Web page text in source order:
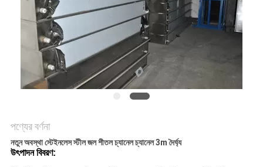
PRIVACY
POLICY
পণ্যের বর্ণনা
নতুন অবস্থা স্টেইনলেস স্টীল জল শীতল চ্যানেল চ্যানেল 3m দৈর্ঘ্য
উৎপাদন বিবরণ: